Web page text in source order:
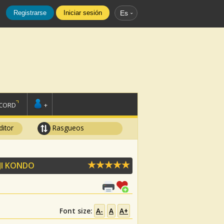
Registrarse Iniciar sesión Es
+
Rasgueos
KONDO
Font size: A- A A+